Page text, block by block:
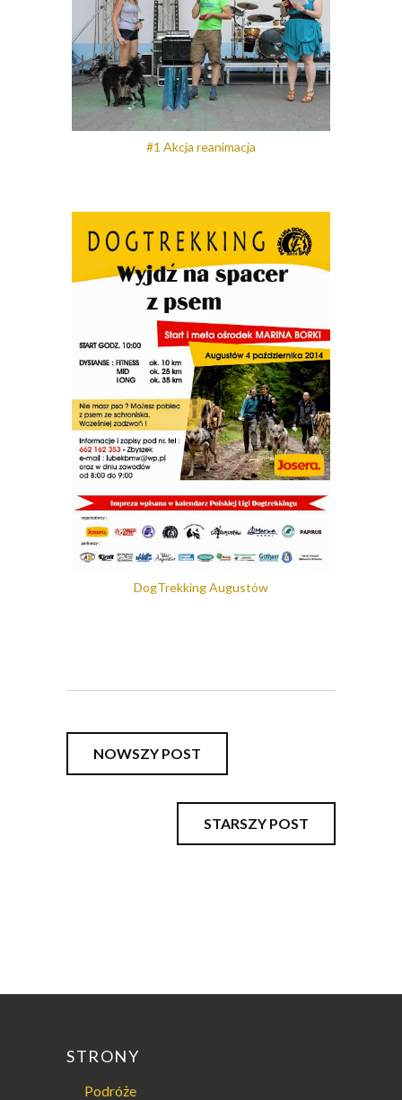
#1 Akcja reanimacja
DogTrekking Augustów
NOWSZY POST
STARSZY POST
STRONY
Podróże